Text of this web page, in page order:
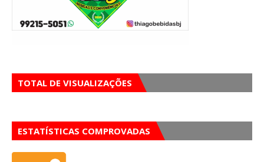
TOTAL DE VISUALIZAÇÕES
ESTATÍSTICAS COMPROVADAS